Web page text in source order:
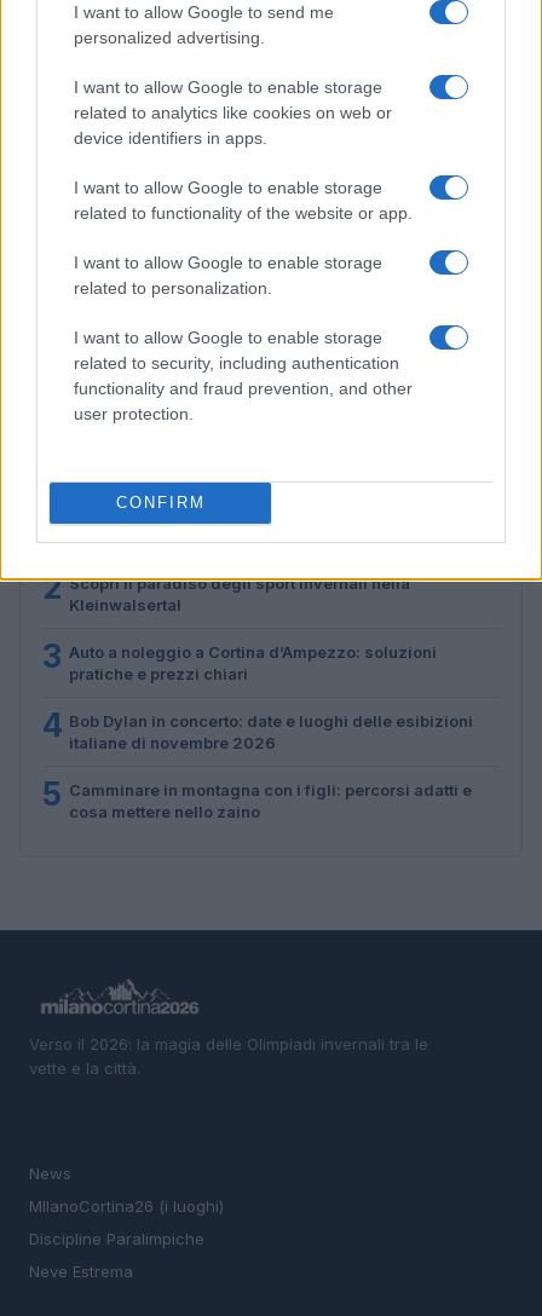
I want to allow Google to send me
personalized advertising.
I want to allow Google to enable storage
related to analytics like cookies on web or
device identifiers in apps.
I want to allow Google to enable storage
related to functionality of the website or app.
I want to allow Google to enable storage
related to personalization.
I want to allow Google to enable storage
related to security, including authentication
functionality and fraud prevention, and other
user protection.
CONFIRM
emozioni e canti
Marco Tessari · 3 Ago 2026
1
Scopri le Olimpiadi Milano Cortina: Sport, Cultura e
2 Scopri il paradiso degli sport invernali nella
Kleinwalsertal
3 Auto a noleggio a Cortina d’Ampezzo: soluzioni
pratiche e prezzi chiari
4 Bob Dylan in concerto: date e luoghi delle esibizioni
italiane di novembre 2026
5 Camminare in montagna con i figli: percorsi adatti e
cosa mettere nello zaino
Verso il 2026: la magia delle Olimpiadi invernali tra le
vette e la città.
News
MIlanoCortina26 (i luoghi)
Discipline Paralimpiche
Neve Estrema